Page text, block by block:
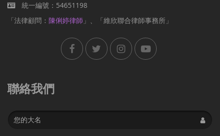
統一編號：54651198
「法律顧問： 陳俐婷律師 」、「維欣聯合律師事務所」
聯絡我們
Name